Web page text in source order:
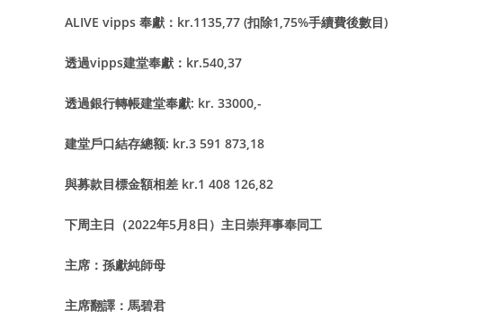
ALIVE vipps 奉獻：kr.1135,77 (扣除1,75%手續費後數目)
透過vipps建堂奉獻：kr.540,37
透過銀行轉帳建堂奉獻: kr. 33000,-
建堂戶口結存總额: kr.3 591 873,18
與募款目標金額相差 kr.1 408 126,82
下周主日（2022年5月8日）主日崇拜事奉同工
主席：孫獻純師母
主席翻譯：馬碧君